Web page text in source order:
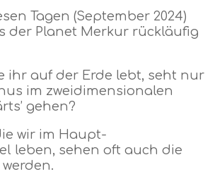
Tagen (September 2024)
der Planet Merkur rückläufig
ihr auf der Erde lebt, seht nur
im zweidimensionalen
gehen?
wir im Haupt-
leben, sehen oft auch die